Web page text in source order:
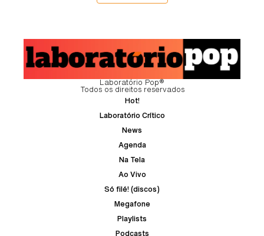
Laboratório Pop®
Todos os direitos reservados
Hot!
Laboratório Crítico
News
Agenda
Na Tela
Ao Vivo
Só filé! (discos)
Megafone
Playlists
Podcasts